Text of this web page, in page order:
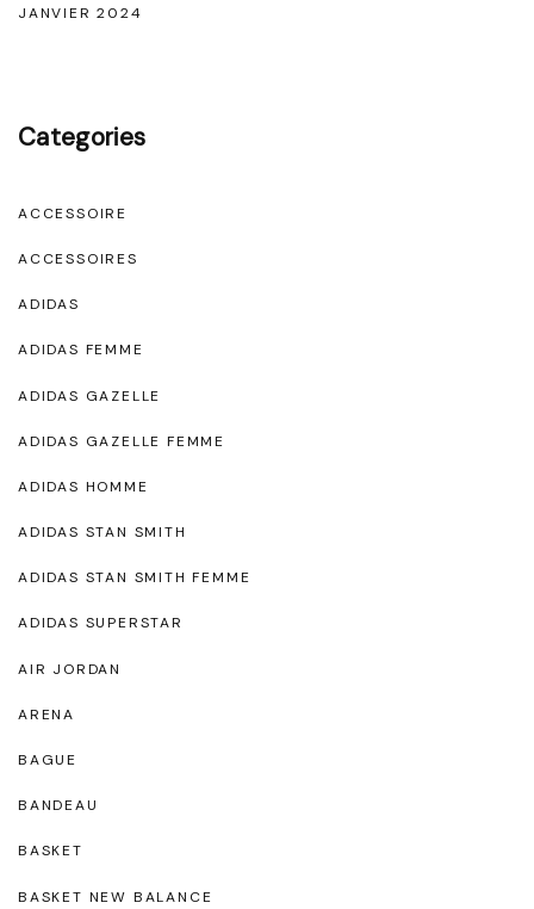
JANVIER 2024
Categories
ACCESSOIRE
ACCESSOIRES
ADIDAS
ADIDAS FEMME
ADIDAS GAZELLE
ADIDAS GAZELLE FEMME
ADIDAS HOMME
ADIDAS STAN SMITH
ADIDAS STAN SMITH FEMME
ADIDAS SUPERSTAR
AIR JORDAN
ARENA
BAGUE
BANDEAU
BASKET
BASKET NEW BALANCE